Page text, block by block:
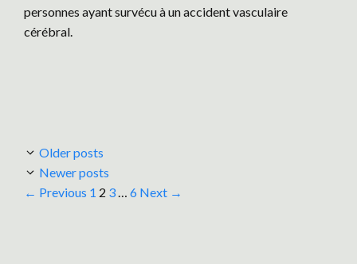
personnes ayant survécu à un accident vasculaire
cérébral.
Older posts
Newer posts
← Previous Page
1 Page
2 Page
3… Page
6 Next →